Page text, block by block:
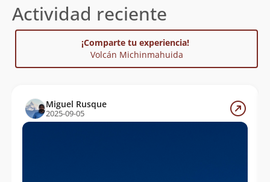
Actividad reciente
¡Comparte tu experiencia!
Volcán Michinmahuida
Miguel Rusque
2025-09-05